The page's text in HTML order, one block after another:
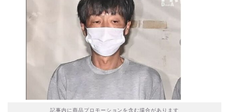
記事内に商品プロモーションを含む場合があります